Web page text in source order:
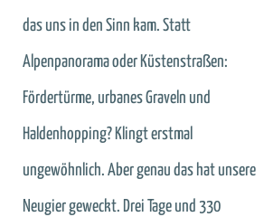
das uns in den Sinn kam. Statt
Alpenpanorama oder Küstenstraßen:
Fördertürme, urbanes Graveln und
Haldenhopping? Klingt erstmal
ungewöhnlich. Aber genau das hat unsere
Neugier geweckt. Drei Tage und 330